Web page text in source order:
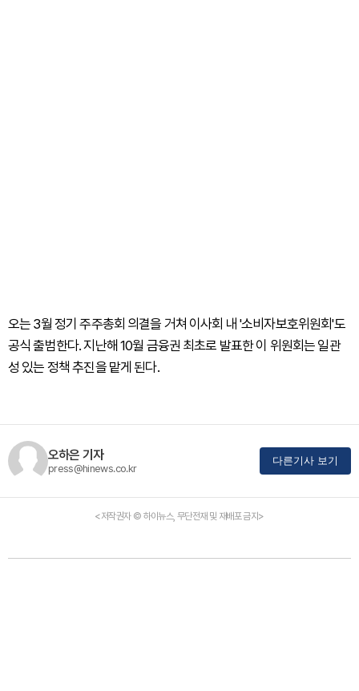
오는 3월 정기 주주총회 의결을 거쳐 이사회 내 '소비자보호위원회'도
공식 출범한다. 지난해 10월 금융권 최초로 발표한 이 위원회는 일관
성 있는 정책 추진을 맡게 된다.
오하은 기자
press@hinews.co.kr
다른기사 보기
<저작권자 © 하이뉴스, 무단전재 및 재배포 금지>